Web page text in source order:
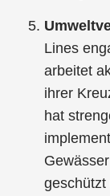
Lines
arbeitet
ihrer
hat